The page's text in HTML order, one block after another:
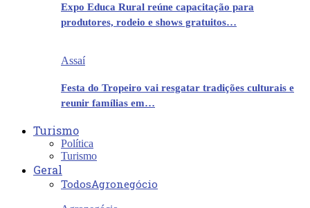
Expo Educa Rural reúne capacitação para
produtores, rodeio e shows gratuitos…
Assaí
Festa do Tropeiro vai resgatar tradições culturais e
reunir famílias em…
Turismo
Política
Turismo
Geral
TodosAgronegócio